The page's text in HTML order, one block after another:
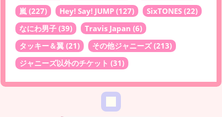
嵐 (227) Hey! Say! JUMP (127) SixTONES (22)
なにわ男子 (39) Travis Japan (6)
タッキー＆翼 (21) その他ジャニーズ(213)
ジャニーズ以外のチケット (31)